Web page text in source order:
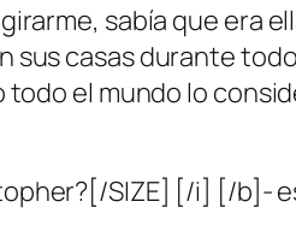
sabía que era
sus casas durante
todo el mundo lo
SIZE] [/i] [/b]-